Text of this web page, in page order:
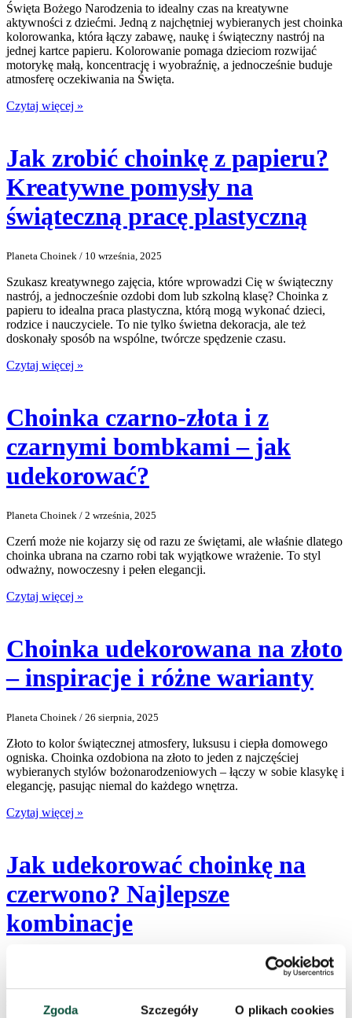
Zgoda Szczegóły O plikach cookies
Święta Bożego Narodzenia to idealny czas na kreatywne
aktywności z dziećmi. Jedną z najchętniej wybieranych jest choinka
kolorowanka, która łączy zabawę, naukę i świąteczny nastrój na
jednej kartce papieru. Kolorowanie pomaga dzieciom rozwijać
motorykę małą, koncentrację i wyobraźnię, a jednocześnie buduje
atmosferę oczekiwania na Święta.
Czytaj więcej »
Jak zrobić choinkę z papieru?
Kreatywne pomysły na
świąteczną pracę plastyczną
Planeta Choinek / 10 września, 2025
Szukasz kreatywnego zajęcia, które wprowadzi Cię w świąteczny
nastrój, a jednocześnie ozdobi dom lub szkolną klasę? Choinka z
papieru to idealna praca plastyczna, którą mogą wykonać dzieci,
rodzice i nauczyciele. To nie tylko świetna dekoracja, ale też
doskonały sposób na wspólne, twórcze spędzenie czasu.
Czytaj więcej »
Choinka czarno-złota i z
czarnymi bombkami – jak
udekorować?
Planeta Choinek / 2 września, 2025
Czerń może nie kojarzy się od razu ze świętami, ale właśnie dlatego
choinka ubrana na czarno robi tak wyjątkowe wrażenie. To styl
odważny, nowoczesny i pełen elegancji.
Czytaj więcej »
Choinka udekorowana na złoto
– inspiracje i różne warianty
Planeta Choinek / 26 sierpnia, 2025
Złoto to kolor świątecznej atmosfery, luksusu i ciepła domowego
ogniska. Choinka ozdobiona na złoto to jeden z najczęściej
wybieranych stylów bożonarodzeniowych – łączy w sobie klasykę i
elegancję, pasując niemal do każdego wnętrza.
Czytaj więcej »
Jak udekorować choinkę na
czerwono? Najlepsze
kombinacje
Choinka czerwona i dekoracje w czerwieni to ponadczasowy hit
świąteczny, który nigdy się nie nudzi. Czerwień symbolizuje radość,